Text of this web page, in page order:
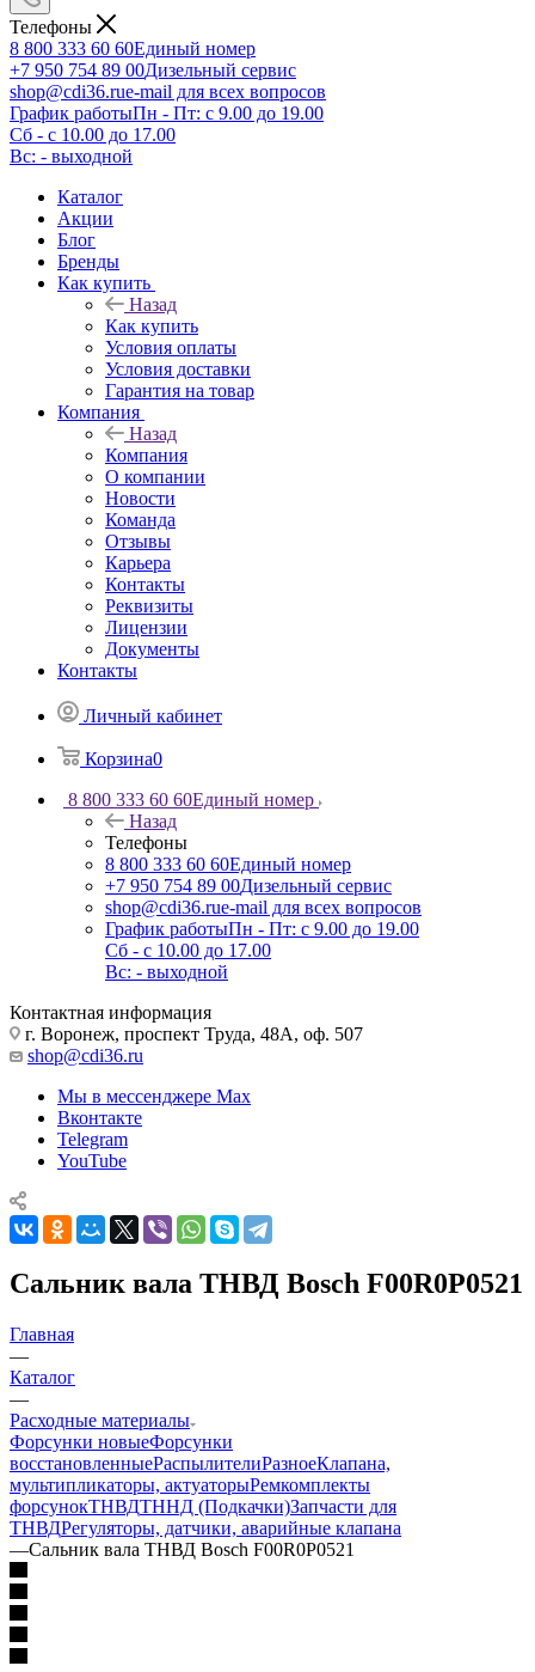
Телефоны
8 800 333 60 60Единый номер
+7 950 754 89 00Дизельный сервис
shop@cdi36.rue-mail для всех вопросов
График работыПн - Пт: с 9.00 до 19.00
Сб - с 10.00 до 17.00
Вс: - выходной
Каталог
Акции
Блог
Бренды
Как купить
Назад
Как купить
Условия оплаты
Условия доставки
Гарантия на товар
Компания
Назад
Компания
О компании
Новости
Команда
Отзывы
Карьера
Контакты
Реквизиты
Лицензии
Документы
Контакты
Личный кабинет
Корзина0
8 800 333 60 60Единый номер
Назад
Телефоны
8 800 333 60 60Единый номер
+7 950 754 89 00Дизельный сервис
shop@cdi36.rue-mail для всех вопросов
График работыПн - Пт: с 9.00 до 19.00
Сб - с 10.00 до 17.00
Вс: - выходной
Контактная информация
г. Воронеж, проспект Труда, 48А, оф. 507
shop@cdi36.ru
Мы в мессенджере Max
Вконтакте
Telegram
YouTube
Сальник вала ТНВД Bosch F00R0P0521
Главная
—
Каталог
—
Расходные материалы
Форсунки новыеФорсунки
восстановленныеРаспылителиРазноеКлапана,
мультипликаторы, актуаторыРемкомплекты
форсунокТНВДТННД (Подкачки)Запчасти для
ТНВДРегуляторы, датчики, аварийные клапана
—Сальник вала ТНВД Bosch F00R0P0521